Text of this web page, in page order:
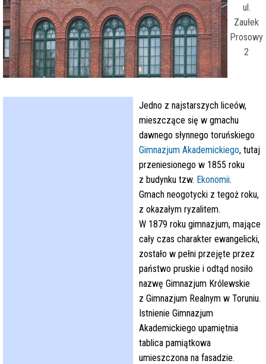
ul.
Zaułek
Prosowy
2
Jedno z najstarszych liceów,
mieszczące się w gmachu
dawnego słynnego toruńskiego
Gimnazjum Akademickiego, tutaj
przeniesionego w 1855 roku
z budynku tzw. Ekonomii.
Gmach neogotycki z tegoż roku,
z okazałym ryzalitem.
W 1879 roku gimnazjum, mające
cały czas charakter ewangelicki,
zostało w pełni przejęte przez
państwo pruskie i odtąd nosiło
nazwę Gimnazjum Królewskie
z Gimnazjum Realnym w Toruniu.
Istnienie Gimnazjum
Akademickiego upamiętnia
tablica pamiątkowa
umieszczona na fasadzie.